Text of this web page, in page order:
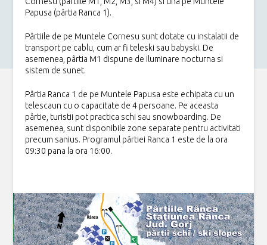
Papusa (pârtia Ranca 1).
Pârtiile de pe Muntele Cornesu sunt dotate cu instalatii de
transport pe cablu, cum ar fi teleski sau babyski. De
asemenea, pârtia M1 dispune de iluminare nocturna si
sistem de sunet.
Pârtia Ranca 1 de pe Muntele Papusa este echipata cu un
telescaun cu o capacitate de 4 persoane. Pe aceasta
pârtie, turistii pot practica schi sau snowboarding. De
asemenea, sunt disponibile zone separate pentru activitati
precum sanius. Programul pârtiei Ranca 1 este de la ora
09:30 pana la ora 16:00.